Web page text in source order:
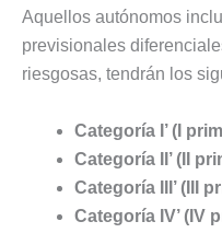
Aquellos autónomos
previsionales
riesgosas, tendrán los
Categoría I’ (I
Categoría II’ (II
Categoría III’ (III
Categoría IV’ (IV